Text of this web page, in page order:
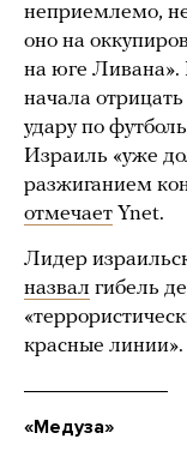
неприемлемо,
оно на
на юге Ливана».
начала
удару по
Израиль «уже
разжиганием
отмечает Ynet.
Лидер
назвал гибель
красные линии».
«Медуза»